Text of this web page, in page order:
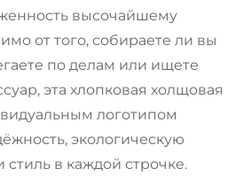
высочайшему
от того, собираете ли вы
по делам или ищете
эта хлопковая холщовая
логотипом
экологическую
стиль в каждой строчке.